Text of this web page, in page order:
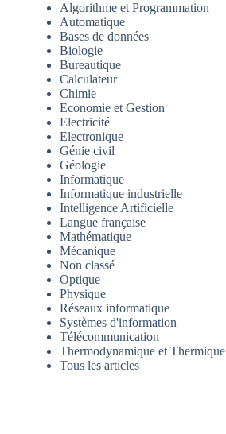
Algorithme et Programmation
Automatique
Bases de données
Biologie
Bureautique
Calculateur
Chimie
Economie et Gestion
Electricité
Electronique
Génie civil
Géologie
Informatique
Informatique industrielle
Intelligence Artificielle
Langue française
Mathématique
Mécanique
Non classé
Optique
Physique
Réseaux informatique
Systèmes d'information
Télécommunication
Thermodynamique et Thermique
Tous les articles